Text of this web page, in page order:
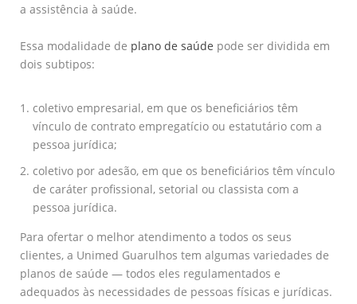
a assistência à saúde.
Essa modalidade de plano de saúde pode ser dividida em
dois subtipos:
coletivo empresarial, em que os beneficiários têm
vínculo de contrato empregatício ou estatutário com a
pessoa jurídica;
coletivo por adesão, em que os beneficiários têm vínculo
de caráter profissional, setorial ou classista com a
pessoa jurídica.
Para ofertar o melhor atendimento a todos os seus
clientes, a Unimed Guarulhos tem algumas variedades de
planos de saúde — todos eles regulamentados e
adequados às necessidades de pessoas físicas e jurídicas.